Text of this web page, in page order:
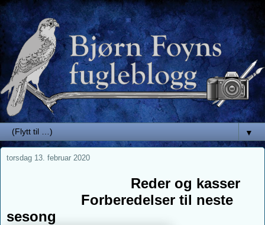
▼
torsdag 13. februar 2020
Reder og kasser
Forberedelser til neste
sesong